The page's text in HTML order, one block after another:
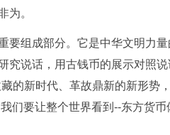
为。
要组成部分。它是中华文明力
究说话，用古钱币的展示对照
的新时代、革故鼎新的新形势
们要让整个世界看到--东方货